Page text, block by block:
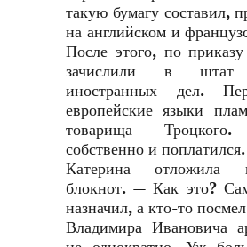
такую бумагу составил,
на английском и
После этого, по
зачислили в штат
иностранных дел.
европейские языки
товарища
собственно и поплатился.
Катерина отложила
блокнот. — Как это?
назначил, а кто-то
Владимира Ивановича